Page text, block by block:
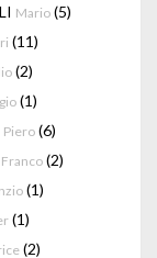
Mario (5)
(11)
(2)
(1)
Piero (6)
Franco (2)
(1)
(1)
(2)